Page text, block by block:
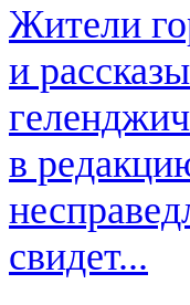
Жители
и
в
свидет...